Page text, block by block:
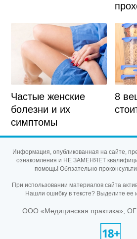
Частые женские
болезни и их
симптомы
8
Информация, опубликованная на сайте,
ознакомления и НЕ ЗАМЕНЯЕТ
помощь! Обязательно
При использовании материалов сайта
Нашли ошибку в тексте? Выделите ее
ООО «Медицинская практика»,